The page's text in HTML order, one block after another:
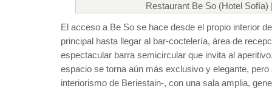
Restaurant Be So (Hotel Sofía)
El acceso a Be So se hace desde el propio interior
principal hasta llegar al bar-coctelería, área de
espectacular barra semicircular que invita al
espacio se torna aún más exclusivo y elegante,
interiorismo de Beriestain-, con una sala amplia,